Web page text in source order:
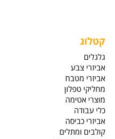
קטלוג
גלגלים
אביזרי צבע
אביזרי מטבח
מחליקי טפלון
מוצרי אטימה
כלי עבודה
אביזרי כביסה
קולבים ומתלים